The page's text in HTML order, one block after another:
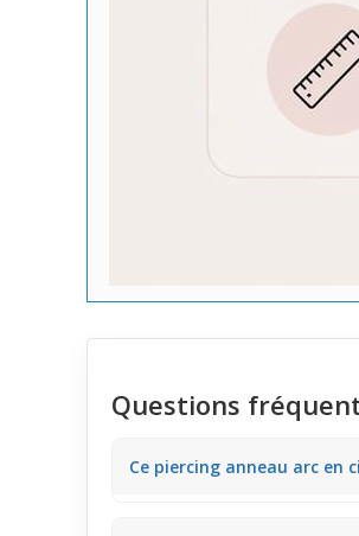
Questions
Ce piercing anneau arc en